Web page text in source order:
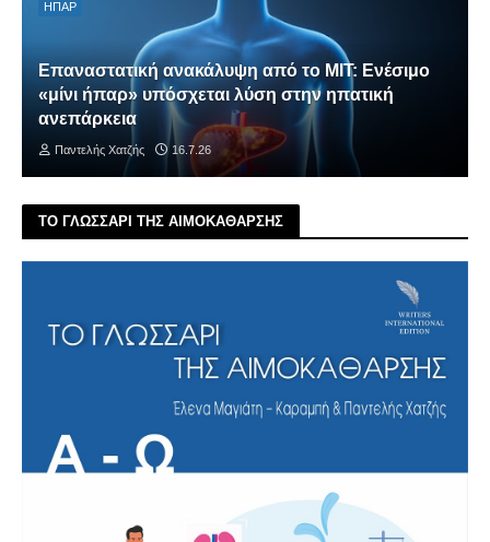
ΗΠΑΡ
Επαναστατική ανακάλυψη από το MIT: Ενέσιμο
«μίνι ήπαρ» υπόσχεται λύση στην ηπατική
ανεπάρκεια
Παντελής Χατζής 16.7.26
ΤΟ ΓΛΩΣΣΑΡΙ ΤΗΣ ΑΙΜΟΚΑΘΑΡΣΗΣ